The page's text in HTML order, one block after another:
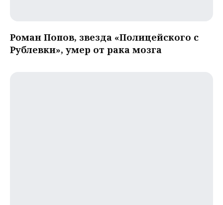
Роман Попов, звезда «Полицейского с
Рублевки», умер от рака мозга